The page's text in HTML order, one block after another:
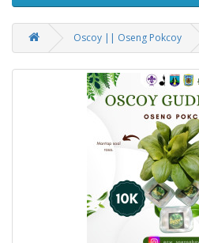
Oscoy || Oseng Pokcoy